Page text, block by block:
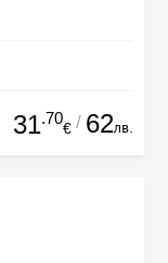
31.70
€ / 62лв.